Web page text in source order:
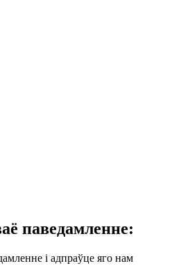
паведамленне:
і адпраўце яго нам